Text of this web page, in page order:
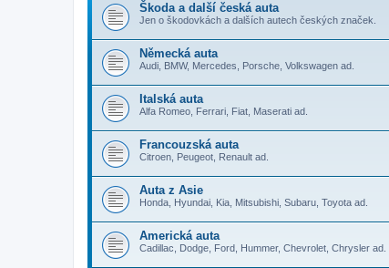
Škoda a další česká auta
Jen o škodovkách a dalších autech českých značek.
Německá auta
Audi, BMW, Mercedes, Porsche, Volkswagen ad.
Italská auta
Alfa Romeo, Ferrari, Fiat, Maserati ad.
Francouzská auta
Citroen, Peugeot, Renault ad.
Auta z Asie
Honda, Hyundai, Kia, Mitsubishi, Subaru, Toyota ad.
Americká auta
Cadillac, Dodge, Ford, Hummer, Chevrolet, Chrysler ad.